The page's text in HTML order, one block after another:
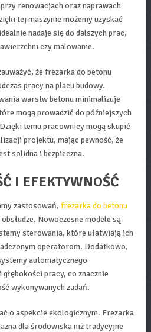
renowacjach oraz naprawach
tej maszynie możemy uzyskać
nadaje się do dalszych prac,
czy malowanie.
że frezarka do betonu
pracy na placu budowy.
warstw betonu minimalizuje
mogą prowadzić do późniejszych
temu pracownicy mogą skupić
projektu, mając pewność, że
solidna i bezpieczna.
I EFEKTYWNOŚĆ
zastosowań, frezarka do betonu
Nowoczesne modele są
sterowania, które ułatwiają ich
operatorom. Dodatkowo,
automatycznego
pracy, co znacznie
wykonywanych zadań.
o aspekcie ekologicznym. Frezarka
dla środowiska niż tradycyjne